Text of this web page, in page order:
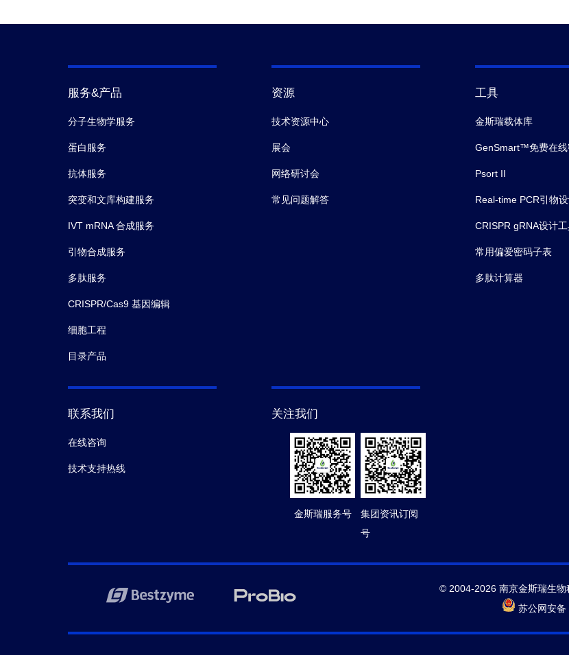
服务&产品
分子生物学服务
蛋白服务
抗体服务
突变和文库构建服务
IVT mRNA 合成服务
引物合成服务
多肽服务
CRISPR/Cas9 基因编辑
细胞工程
目录产品
资源
技术资源中心
展会
网络研讨会
常见问题解答
工具
金斯瑞载体库
GenSmart™免费在线
Psort II
Real-time PCR引物
CRISPR gRNA设计
常用偏爱密码子表
多肽计算器
联系我们
在线咨询
技术支持热线
关注我们
金斯瑞服务号
集团资讯订阅
号
© 2004-2026 南京金斯瑞生物
苏公网安